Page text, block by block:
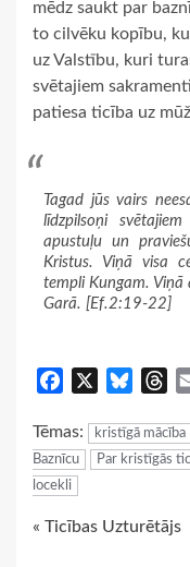
mēdz saukt par
to cilvēku kopību,
uz Valstību, kuri
svētajiem
patiesa ticība uz
Tagad jūs vairs
līdzpilsoņi
apustuļu un
Kristus. Viņā visa
templi Kungam.
Garā. [Ef.2:19-22]
Facebook Bluesky
Tēmas: kristīgā mācība
Baznīcu
Par kristīgās
locekli
Continue
« Ticības Uzturētājs